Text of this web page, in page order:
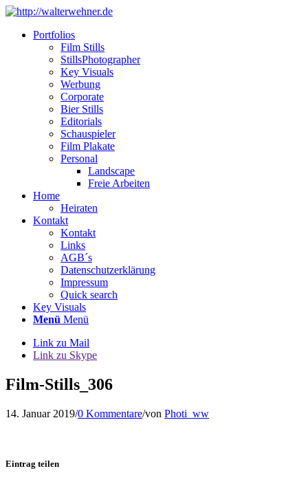
Portfolios
Film Stills
StillsPhotographer
Key Visuals
Werbung
Corporate
Bier Stills
Editorials
Schauspieler
Film Plakate
Personal
Landscape
Freie Arbeiten
Home
Heiraten
Kontakt
Kontakt
Links
AGB´s
Datenschutzerklärung
Impressum
Quick search
Key Visuals
Menü Menü
Link zu Mail
Link zu Skype
Film-Stills_306
14. Januar 2019/0 Kommentare/von Photi_ww
Eintrag teilen